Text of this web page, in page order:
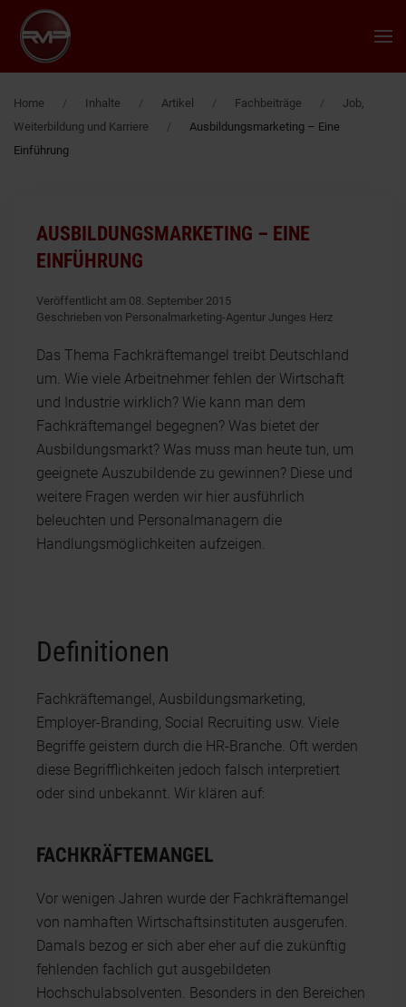
Zum Hauptinhalt springen
Home Inhalte Artikel Fachbeiträge
Job,
Weiterbildung und Karriere
Ausbildungsmarketing – Eine
Einführung
AUSBILDUNGSMARKETING – EINE
EINFÜHRUNG
Veröffentlicht am 08. September 2015
Geschrieben von Personalmarketing-Agentur Junges Herz
Das Thema Fachkräftemangel treibt Deutschland
um. Wie viele Arbeitnehmer fehlen der Wirtschaft
und Industrie wirklich? Wie kann man dem
Fachkräftemangel begegnen? Was bietet der
Ausbildungsmarkt? Was muss man heute tun, um
geeignete Auszubildende zu gewinnen? Diese und
weitere Fragen werden wir hier ausführlich
beleuchten und Personalmanagern die
Handlungsmöglichkeiten aufzeigen.
Definitionen
Fachkräftemangel, Ausbildungsmarketing,
Employer-Branding, Social Recruiting usw. Viele
Begriffe geistern durch die HR-Branche. Oft werden
diese Begrifflichkeiten jedoch falsch interpretiert
oder sind unbekannt. Wir klären auf:
FACHKRÄFTEMANGEL
Vor wenigen Jahren wurde der Fachkräftemangel
von namhaften Wirtschaftsinstituten ausgerufen.
Damals bezog er sich aber eher auf die zukünftig
fehlenden fachlich gut ausgebildeten
Hochschulabsolventen. Besonders in den Bereichen